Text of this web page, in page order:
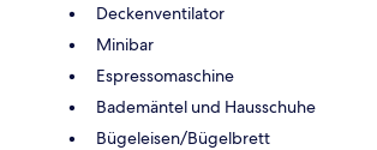
Deckenventilator
Minibar
Espressomaschine
Bademäntel und Hausschuhe
Bügeleisen/Bügelbrett